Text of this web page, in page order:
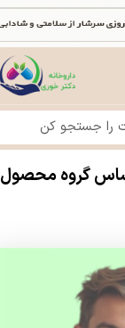
گروه محصول